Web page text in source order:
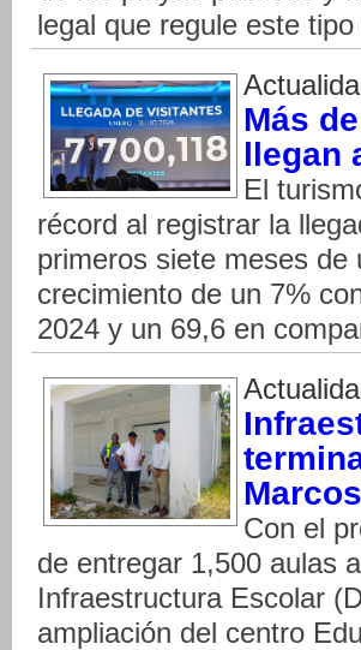
legal que regule este
Más
llegan
El
récord al registrar la
primeros siete meses
crecimiento de un 7%
2024 y un 69,6 en
Marcos
Con el
de entregar 1,500 aulas
Infraestructura Escolar
ampliación del centro